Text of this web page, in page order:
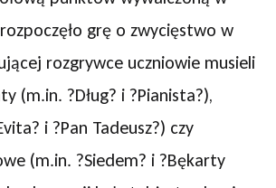
grę o zwycięstwo w
rozgrywce uczniowie musieli
(m.in. ?Dług? i ?Pianista?),
i ?Pan Tadeusz?) czy
(m.in. ?Siedem? i ?Bękarty